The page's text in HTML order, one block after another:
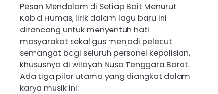
Pesan Mendalam di Setiap Bait Menurut
Kabid Humas, lirik dalam lagu baru ini
dirancang untuk menyentuh hati
masyarakat sekaligus menjadi pelecut
semangat bagi seluruh personel kepolisian,
khususnya di wilayah Nusa Tenggara Barat.
Ada tiga pilar utama yang diangkat dalam
karya musik ini: